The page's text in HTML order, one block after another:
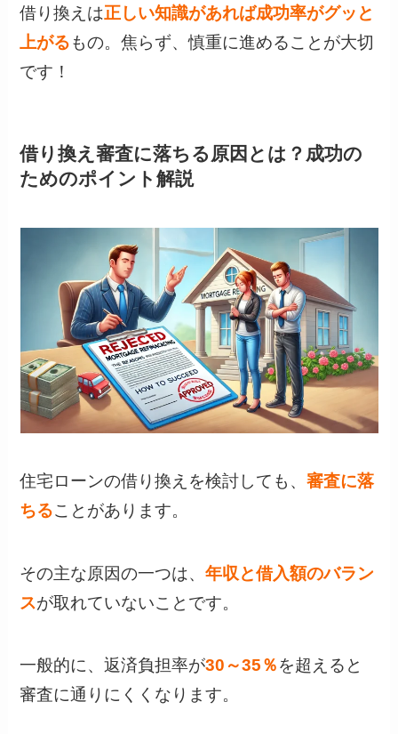
借り換えは正しい知識があれば成功率がグッと
上がるもの。焦らず、慎重に進めることが大切
です！
借り換え審査に落ちる原因とは？成功の
ためのポイント解説
住宅ローンの借り換えを検討しても、審査に落
ちることがあります。
その主な原因の一つは、年収と借入額のバラン
スが取れていないことです。
一般的に、返済負担率が30～35％を超えると
審査に通りにくくなります。